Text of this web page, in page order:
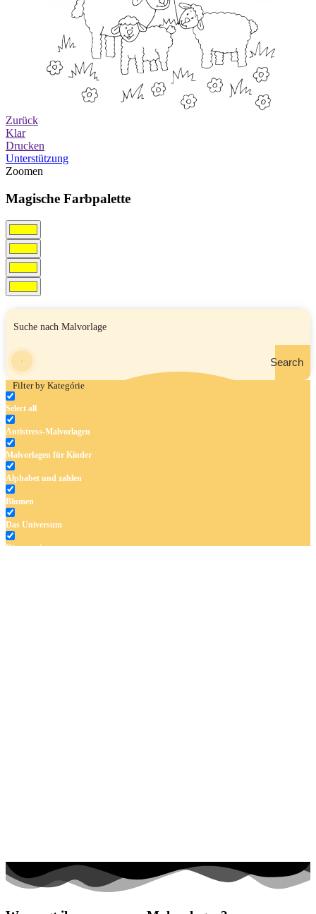
Zurück
Klar
Drucken
Unterstützung
Zoomen
Magische Farbpalette
Search
Filter by Kategórie
Select all
Antistress-Malvorlagen
Malvorlagen für Kinder
Alphabet und zahlen
Blumen
Das Universum
Dinosaurier
Valentinstag und Liebe